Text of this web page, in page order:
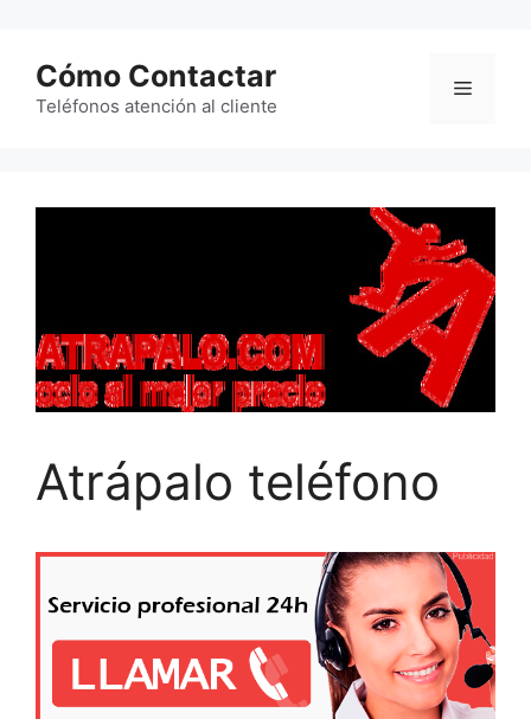
contenido
Cómo Contactar
Teléfonos atención al cliente
Menú
Atrápalo teléfono